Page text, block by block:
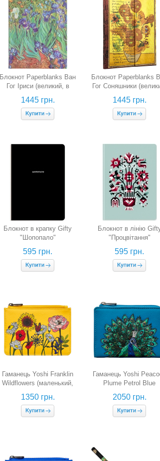
Блокнот Paperblanks Ван
Гог Іриси (великий, в
лінію)
1445 грн.
Блокнот Paperblanks
Гог Соняшники
в лінію)
1445 грн.
Блокнот в крапку Gifty
"Шопопало"
595 грн.
Блокнот в лінію
"Процвітання"
595 грн.
Гаманець Yoshi Franklin
Wildflowers (маленький,
жовтий)
1350 грн.
Гаманець Yoshi
Plume Petrol Blue
(маленький, синій)
2050 грн.